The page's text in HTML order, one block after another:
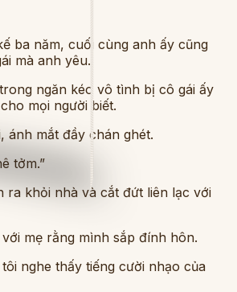
ba năm, cuối cùng anh ấy cũng
mà anh yêu.
ngăn kéo vô tình bị cô gái ấy
mọi người biết.
ánh mắt đầy chán ghét.
tởm.”
ra khỏi nhà và cắt đứt liên lạc với
mẹ rằng mình sắp đính hôn.
nghe thấy tiếng cười nhạo của